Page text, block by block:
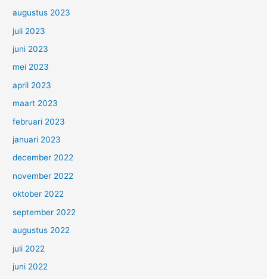
augustus 2023
juli 2023
juni 2023
mei 2023
april 2023
maart 2023
februari 2023
januari 2023
december 2022
november 2022
oktober 2022
september 2022
augustus 2022
juli 2022
juni 2022